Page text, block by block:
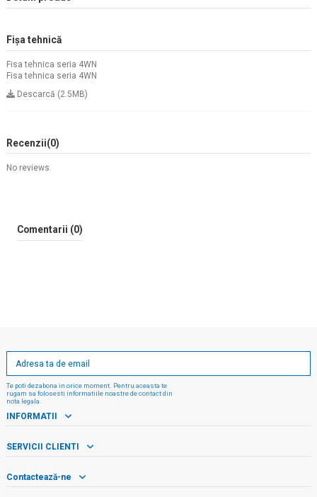
Fișa tehnică
Fisa tehnica seria 4WN
Fisa tehnica seria 4WN
Descarcă (2.5MB)
Recenzii(0)
No reviews
Comentarii (0)
Te poti dezabona in orice moment. Pentru aceasta te
rugam sa folosesti informatiile noastre de contact din
nota legala.
INFORMATII
SERVICII CLIENTI
Contactează-ne